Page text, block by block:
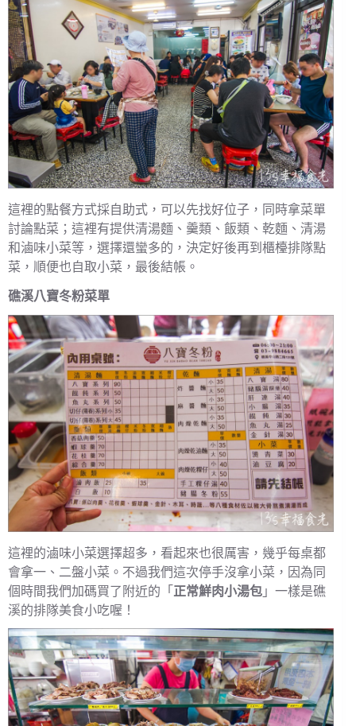
這裡的點餐方式採自助式，可以先找好位子，同時拿菜單
討論點菜；這裡有提供清湯麵、羹類、飯類、乾麵、清湯
和滷味小菜等，選擇還蠻多的，決定好後再到櫃檯排隊點
菜，順便也自取小菜，最後結帳。
礁溪八寶冬粉菜單
這裡的滷味小菜選擇超多，看起來也很厲害，幾乎每桌都
會拿一、二盤小菜。不過我們這次停手沒拿小菜，因為同
個時間我們加碼買了附近的「 正常鮮肉小湯包 」一樣是礁
溪的排隊美食小吃喔！